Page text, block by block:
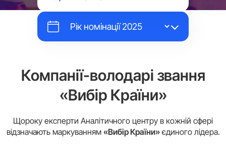
Компанії-володарі звання
«Вибір Країни»
Щороку експерти Аналітичного центру в кожній сфері
відзначають маркуванням «Вибір Країни»єдиного лідера.